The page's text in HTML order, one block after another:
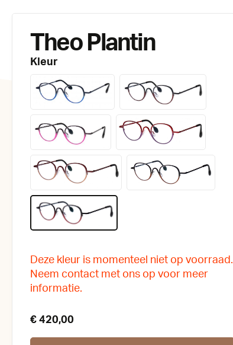
Theo Plantin
Kleur
Deze kleur is momenteel niet op voorraad.
Neem contact met ons op voor meer
informatie.
€ 420,00